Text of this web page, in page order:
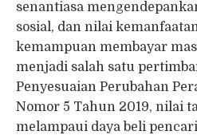
senantiasa
sosial, dan nilai
kemampuan membayar
menjadi salah satu
Penyesuaian Perubahan
Nomor 5 Tahun 2019, nilai
melampaui daya beli